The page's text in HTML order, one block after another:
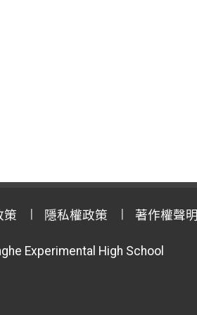
策 隱私權政策 著作權聲明
Experimental High School